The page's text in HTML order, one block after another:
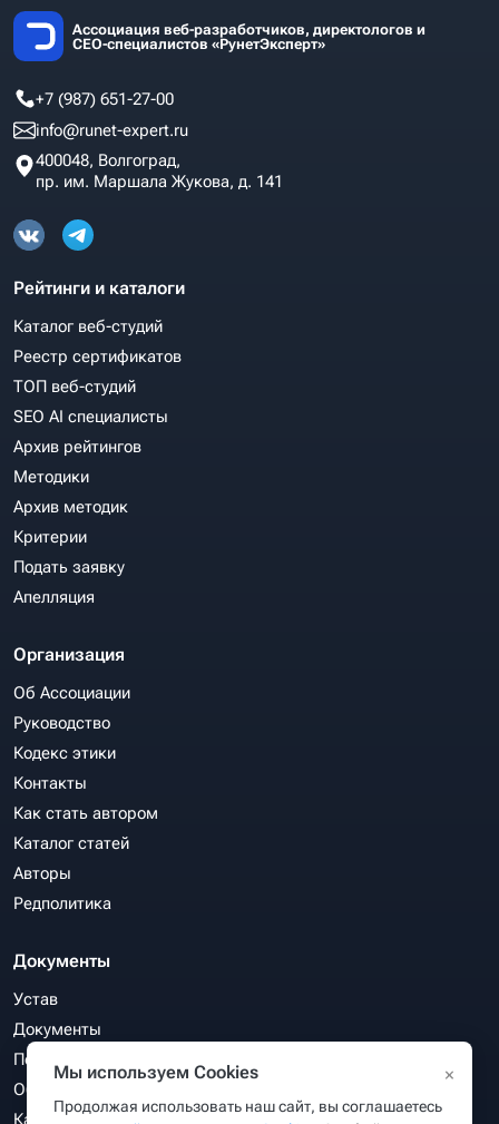
Ассоциация веб-разработчиков, директологов и
СЕО-специалистов «РунетЭксперт»
+7 (987) 651-27-00
info@runet-expert.ru
400048, Волгоград,
пр. им. Маршала Жукова, д. 141
Рейтинги и каталоги
Каталог веб-студий
Реестр сертификатов
ТОП веб-студий
SEO AI специалисты
Архив рейтингов
Методики
Архив методик
Критерии
Подать заявку
Апелляция
Организация
Об Ассоциации
Руководство
Кодекс этики
Контакты
Как стать автором
Каталог статей
Авторы
Редполитика
Документы
Устав
Документы
Политика конфиденциальности
Обработка персональных данных
Карта сайта
Мы используем Cookies
Продолжая использовать наш сайт, вы соглашаетесь
×